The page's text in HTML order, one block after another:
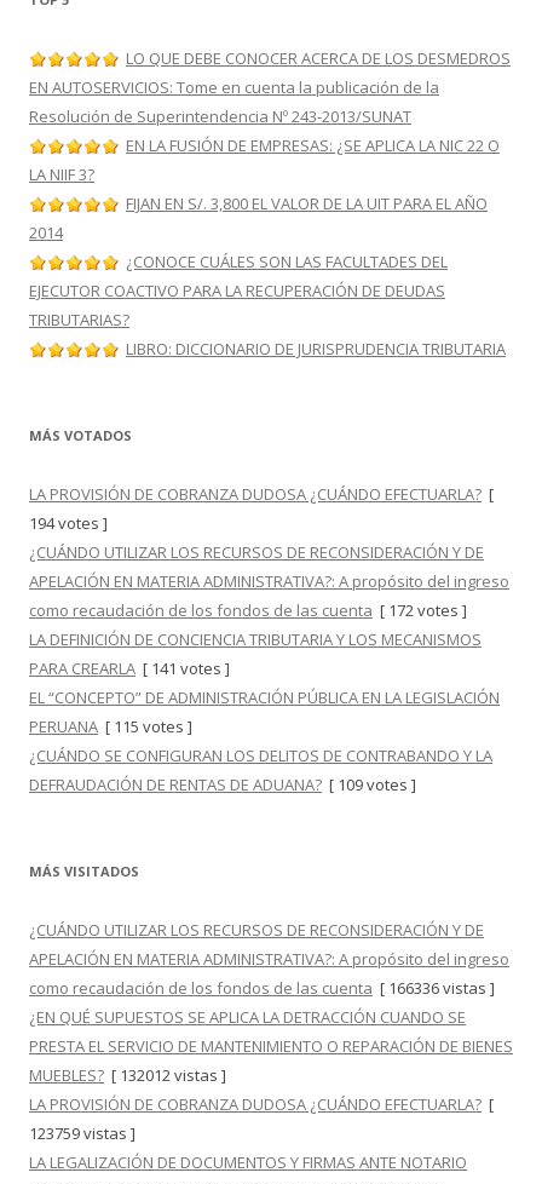
LO QUE DEBE CONOCER ACERCA DE LOS DESMEDROS
EN AUTOSERVICIOS: Tome en cuenta la publicación de la
Resolución de Superintendencia Nº 243-2013/SUNAT
EN LA FUSIÓN DE EMPRESAS: ¿SE APLICA LA NIC 22 O
LA NIIF 3?
FIJAN EN S/. 3,800 EL VALOR DE LA UIT PARA EL AÑO
2014
¿CONOCE CUÁLES SON LAS FACULTADES DEL
EJECUTOR COACTIVO PARA LA RECUPERACIÓN DE DEUDAS
TRIBUTARIAS?
LIBRO: DICCIONARIO DE JURISPRUDENCIA TRIBUTARIA
MÁS VOTADOS
LA PROVISIÓN DE COBRANZA DUDOSA ¿CUÁNDO EFECTUARLA? [
194 votes ]
¿CUÁNDO UTILIZAR LOS RECURSOS DE RECONSIDERACIÓN Y DE
APELACIÓN EN MATERIA ADMINISTRATIVA?: A propósito del ingreso
como recaudación de los fondos de las cuenta [ 172 votes ]
LA DEFINICIÓN DE CONCIENCIA TRIBUTARIA Y LOS MECANISMOS
PARA CREARLA [ 141 votes ]
EL “CONCEPTO” DE ADMINISTRACIÓN PÚBLICA EN LA LEGISLACIÓN
PERUANA [ 115 votes ]
¿CUÁNDO SE CONFIGURAN LOS DELITOS DE CONTRABANDO Y LA
DEFRAUDACIÓN DE RENTAS DE ADUANA? [ 109 votes ]
MÁS VISITADOS
¿CUÁNDO UTILIZAR LOS RECURSOS DE RECONSIDERACIÓN Y DE
APELACIÓN EN MATERIA ADMINISTRATIVA?: A propósito del ingreso
como recaudación de los fondos de las cuenta [ 166336 vistas ]
¿EN QUÉ SUPUESTOS SE APLICA LA DETRACCIÓN CUANDO SE
PRESTA EL SERVICIO DE MANTENIMIENTO O REPARACIÓN DE BIENES
MUEBLES? [ 132012 vistas ]
LA PROVISIÓN DE COBRANZA DUDOSA ¿CUÁNDO EFECTUARLA? [
123759 vistas ]
LA LEGALIZACIÓN DE DOCUMENTOS Y FIRMAS ANTE NOTARIO